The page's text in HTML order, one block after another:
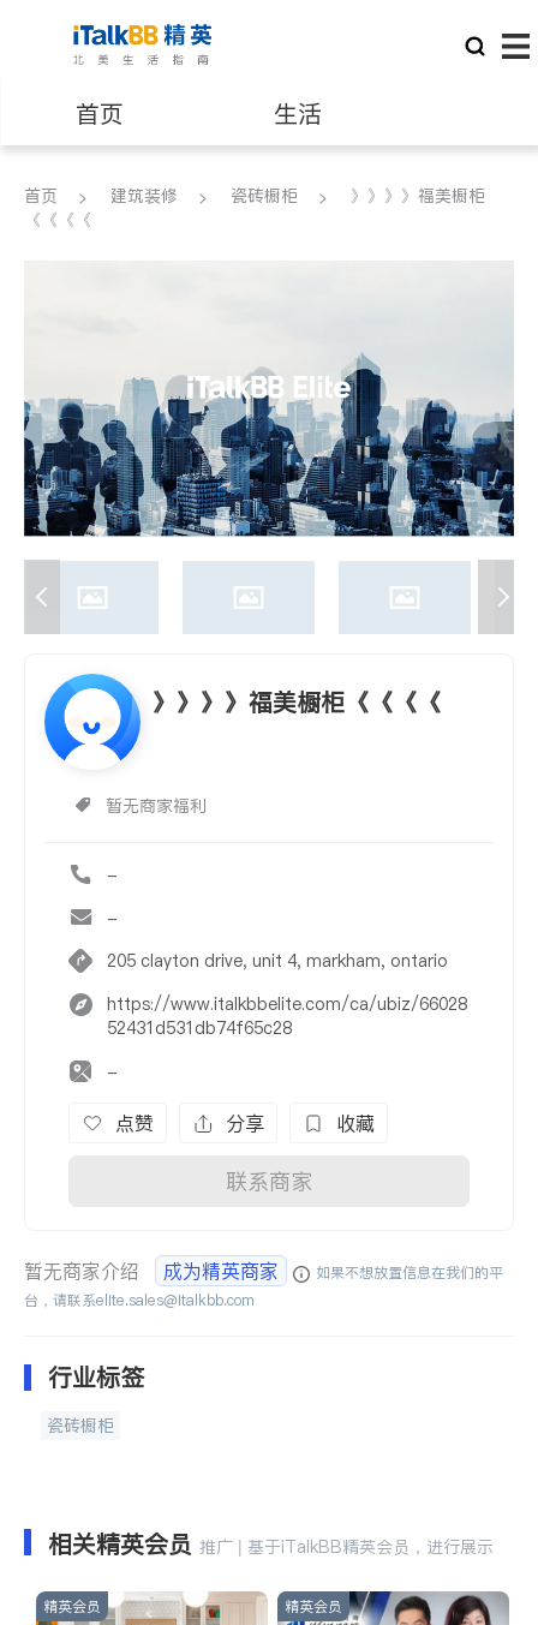
首页 生活
医生 律师
建筑装修
首页 建筑装修 瓷砖橱柜
》》》》福美橱柜
《《《《
》》》》福美橱柜《《《《
暂无商家福利
-
-
205 clayton drive, unit 4, markham, ontario
https://www.italkbbelite.com/ca/ubiz/66028
52431d531db74f65c28
-
点赞 分享 收藏
联系商家
暂无商家介绍 成为精英商家
如果不想放置信息在我们的平
台，请联系elite.sales@italkbb.com
行业标签
瓷砖橱柜
相关精英会员 推广 | 基于iTalkBB精英会员，进行展示
精英会员 精英会员